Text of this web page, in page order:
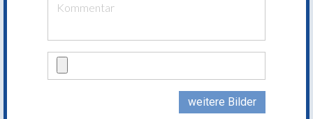
weitere Bilder